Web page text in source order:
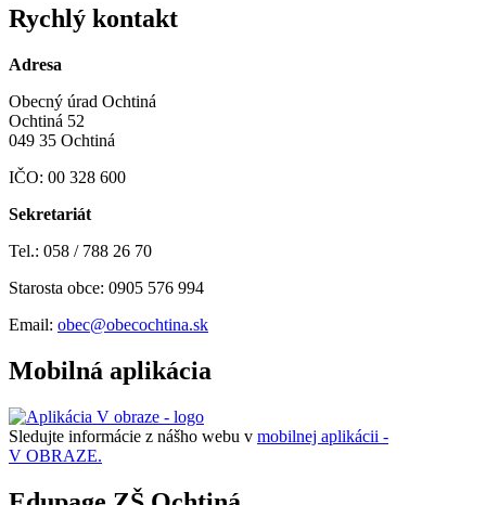
Rychlý kontakt
Adresa
Obecný úrad Ochtiná
Ochtiná 52
049 35 Ochtiná
IČO: 00 328 600
Sekretariát
Tel.: 058 / 788 26 70
Starosta obce: 0905 576 994
Email: obec@obecochtina.sk
Mobilná aplikácia
Sledujte informácie z nášho webu v mobilnej aplikácii -
V OBRAZE.